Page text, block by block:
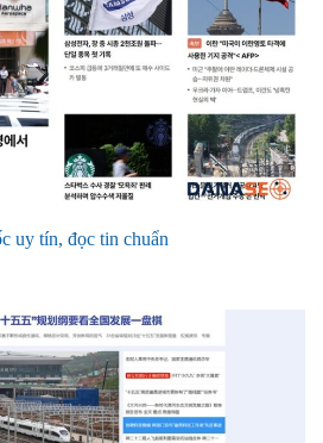
uy tín, đọc tin chuẩn